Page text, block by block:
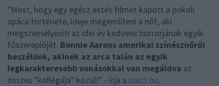
"Most, hogy egy egész estés filmet kapott a pokoli
apáca története, ideje megemlíteni a nőt, aki
megszemélyesíti az idei év kedvenc horrorjának egyik
főszereplőjét. Bonnie Aarons amerikai színésznőről
beszélünk, akinek az arca talán az egyik
legkarakteresebb vonásokkal van megáldva az
összes "kollégája" közül!" - írja a noizz.hu.